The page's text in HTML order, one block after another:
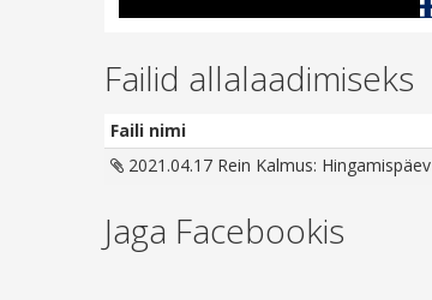
Failid allalaadimiseks
Faili nimi
2021.04.17 Rein Kalmus: Hingamispäev
Jaga Facebookis